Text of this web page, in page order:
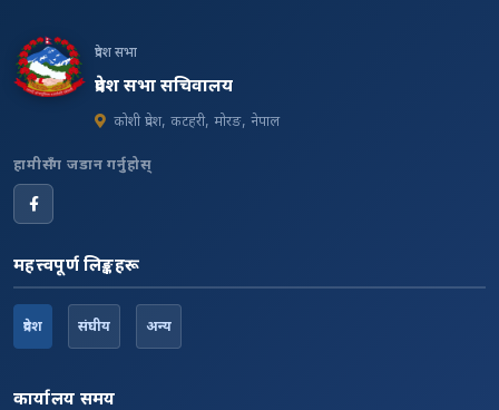
प्रदेश सभा
प्रदेश सभा सचिवालय
कोशी प्रदेश, कटहरी, मोरङ, नेपाल
हामीसँग जडान गर्नुहोस्
महत्त्वपूर्ण लिङ्कहरू
प्रदेश संघीय अन्य
कार्यालय समय